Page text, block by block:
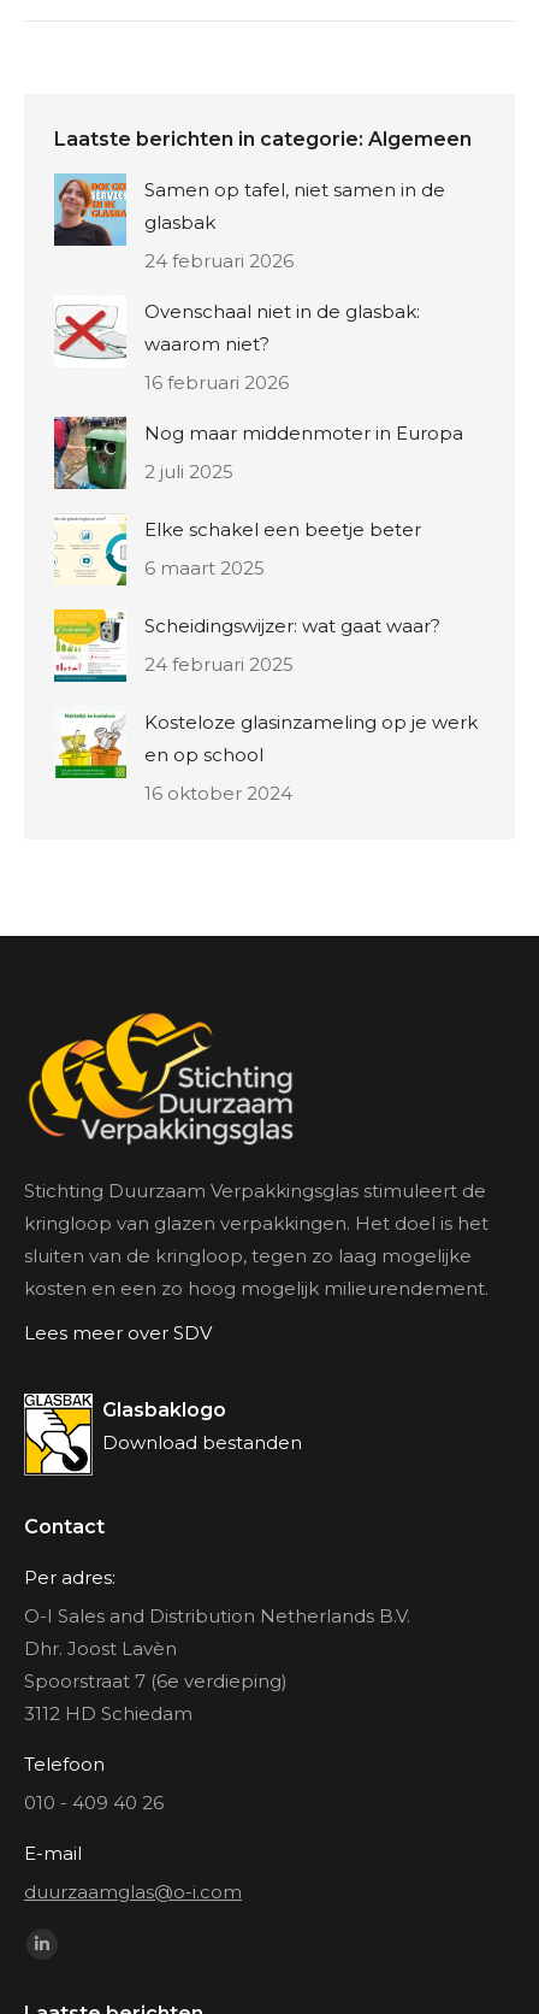
Laatste berichten in categorie: Algemeen
Samen op tafel, niet samen in de
glasbak
24 februari 2026
Ovenschaal niet in de glasbak:
waarom niet?
16 februari 2026
Nog maar middenmoter in Europa
2 juli 2025
Elke schakel een beetje beter
6 maart 2025
Scheidingswijzer: wat gaat waar?
24 februari 2025
Kosteloze glasinzameling op je werk
en op school
16 oktober 2024
Stichting Duurzaam Verpakkingsglas stimuleert de
kringloop van glazen verpakkingen. Het doel is het
sluiten van de kringloop, tegen zo laag mogelijke
kosten en een zo hoog mogelijk milieurendement.
Lees meer over SDV
Glasbaklogo
Download bestanden
Contact
Per adres:
O-I Sales and Distribution Netherlands B.V.
Dhr. Joost Lavèn
Spoorstraat 7 (6e verdieping)
3112 HD Schiedam
Telefoon
010 - 409 40 26
E-mail
duurzaamglas@o-i.com
Vind ons op:
Linkedin